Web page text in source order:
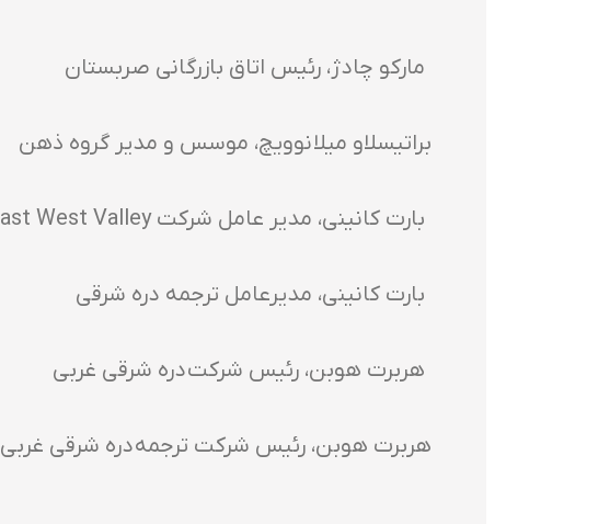
مارکو چادژ، رئیس اتاق بازرگانی صربستان
براتیسلاو میلانوویچ، موسس و مدیر گروه ذهن
بارت کانینی، مدیر عامل شرکت East West Valley
بارت کانینی، مدیرعامل ترجمه دره شرقی
هربرت هوبن، رئیس شرکت دره شرقی غربی
هربرت هوبن، رئیس شرکت ترجمه دره شرقی غربی